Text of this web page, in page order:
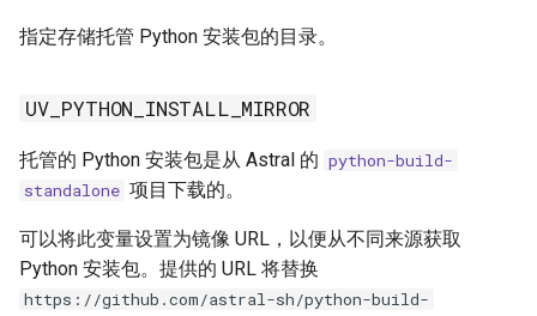
指定存储托管 Python 安装包的目录。
UV_PYTHON_INSTALL_MIRROR
托管的 Python 安装包是从 Astral 的 python-build-
standalone 项目下载的。
可以将此变量设置为镜像 URL，以便从不同来源获取
Python 安装包。提供的 URL 将替换
https://github.com/astral-sh/python-build-